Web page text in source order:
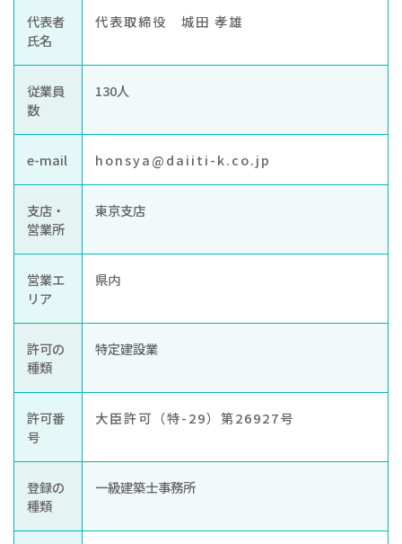
代表者
氏名
代表取締役 城田 孝雄
従業員
数
130人
e-mail honsya@daiiti-k.co.jp
支店・
営業所
東京支店
営業エ
リア
県内
許可の
種類
特定建設業
許可番
号
大臣許可（特-29）第26927号
登録の
種類
一級建築士事務所